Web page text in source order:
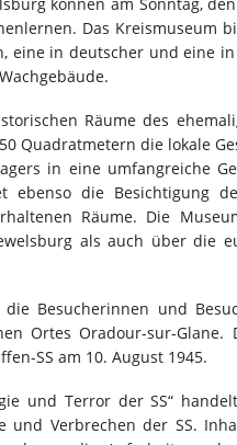
Das Kreismuseum
eine in deutscher und eine
Räume des
Quadratmetern die lokale
in eine umfangreiche
ebenso die Besichtigung
Räume. Die
als auch über die
Besucherinnen und
Ortes Oradour-sur-
SS am 10. August 1945.
und Terror der SS“
und Verbrechen der SS.